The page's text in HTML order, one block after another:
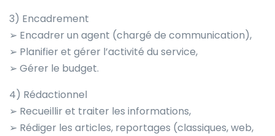
3) Encadrement
➢ Encadrer un agent (chargé de communication),
➢ Planifier et gérer l’activité du service,
➢ Gérer le budget.
4) Rédactionnel
➢ Recueillir et traiter les informations,
➢ Rédiger les articles, reportages (classiques, web,